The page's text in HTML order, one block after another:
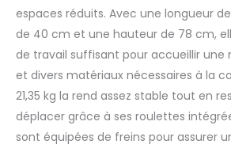
Cette
est parfaite
tailleurs,
118,5 x 79
vos
En outre,
espaces réduits. Avec une longueur
de 40 cm et une hauteur de 78 cm,
de travail suffisant pour accueillir une
et divers matériaux nécessaires à la
21,35 kg la rend assez stable tout en
déplacer grâce à ses roulettes
sont équipées de freins pour assurer